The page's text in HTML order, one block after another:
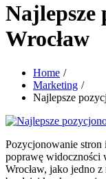
Najlepsze
Wrocław
Home
Marketing
Najlepsze
Pozycjonowanie stron
poprawę
Wrocław, jako jedno